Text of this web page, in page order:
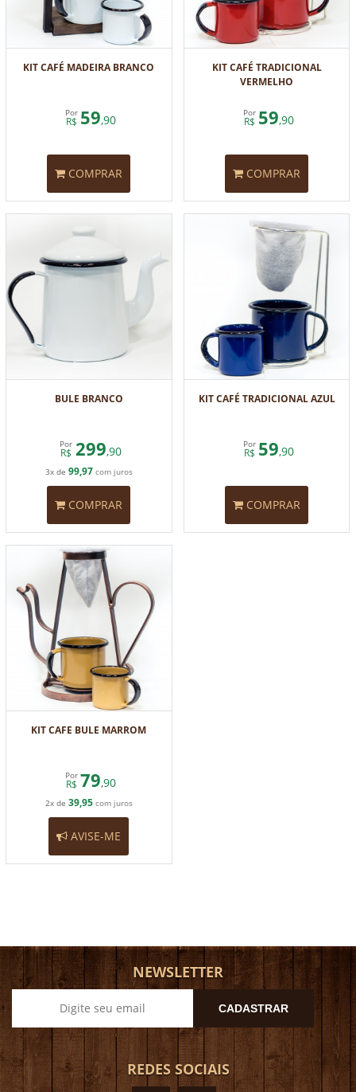
KIT CAFÉ MADEIRA BRANCO
Por
R$ 59,90
COMPRAR
KIT CAFÉ TRADICIONAL
VERMELHO
Por
R$ 59,90
COMPRAR
BULE BRANCO
Por
R$ 299,90
3x de 99,97com juros
COMPRAR
KIT CAFÉ TRADICIONAL AZUL
Por
R$ 59,90
COMPRAR
KIT CAFE BULE MARROM
Por
R$ 79,90
2x de 39,95com juros
AVISE-ME
NEWSLETTER
CADASTRAR
REDES SOCIAIS